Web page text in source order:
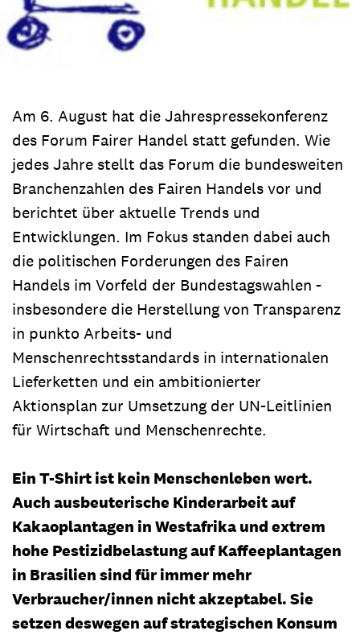
Am 6. August hat die Jahrespressekonferenz
des Forum Fairer Handel statt gefunden. Wie
jedes Jahre stellt das Forum die bundesweiten
Branchenzahlen des Fairen Handels vor und
berichtet über aktuelle Trends und
Entwicklungen. Im Fokus standen dabei auch
die politischen Forderungen des Fairen
Handels im Vorfeld der Bundestagswahlen -
insbesondere die Herstellung von Transparenz
in punkto Arbeits- und
Menschenrechtsstandards in internationalen
Lieferketten und ein ambitionierter
Aktionsplan zur Umsetzung der UN-Leitlinien
für Wirtschaft und Menschenrechte.
Ein T-Shirt ist kein Menschenleben wert.
Auch ausbeuterische Kinderarbeit auf
Kakaoplantagen in Westafrika und extrem
hohe Pestizidbelastung auf Kaffeeplantagen
in Brasilien sind für immer mehr
Verbraucher/innen nicht akzeptabel. Sie
setzen deswegen auf strategischen Konsum